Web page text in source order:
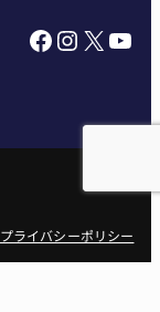
Facebook InstagramX YouTube
プライバシーポリシー